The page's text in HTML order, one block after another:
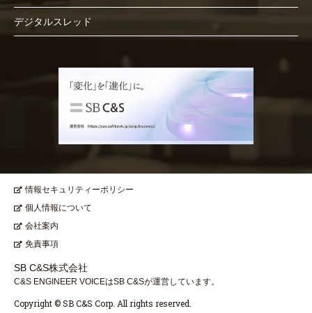
デジタルスレッド
情報セキュリティーポリシー
個人情報について
会社案内
免責事項
SB C&S株式会社
C&S ENGINEER VOICEはSB C&Sが運営しています。
Copyright © SB C&S Corp. All rights reserved.